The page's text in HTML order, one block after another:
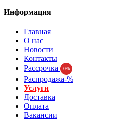
Информация
Главная
О нас
Новости
Контакты
Рассрочка
0%
Распродажа-%
Услуги
Доставка
Оплата
Вакансии